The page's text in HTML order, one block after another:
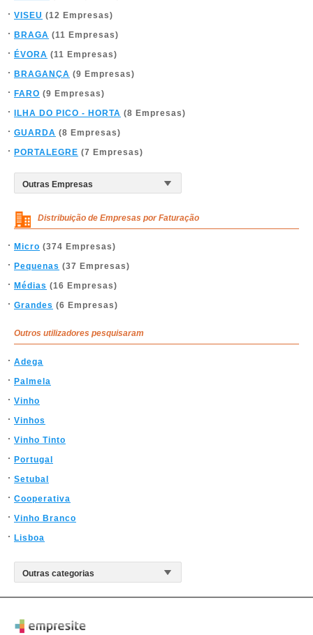
VISEU (12 Empresas)
BRAGA (11 Empresas)
ÉVORA (11 Empresas)
BRAGANÇA (9 Empresas)
FARO (9 Empresas)
ILHA DO PICO - HORTA (8 Empresas)
GUARDA (8 Empresas)
PORTALEGRE (7 Empresas)
Distribuição de Empresas por Faturação
Micro (374 Empresas)
Pequenas (37 Empresas)
Médias (16 Empresas)
Grandes (6 Empresas)
Outros utilizadores pesquisaram
Adega
Palmela
Vinho
Vinhos
Vinho Tinto
Portugal
Setubal
Cooperativa
Vinho Branco
Lisboa